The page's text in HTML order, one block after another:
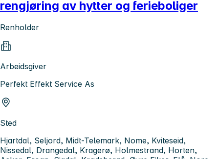
rengjøring av hytter og ferieboliger
Renholder
Arbeidsgiver
Perfekt Effekt Service As
Sted
Hjartdal, Seljord, Midt-Telemark, Nome, Kviteseid,
Nissedal, Drangedal, Kragerø, Holmestrand, Horten,